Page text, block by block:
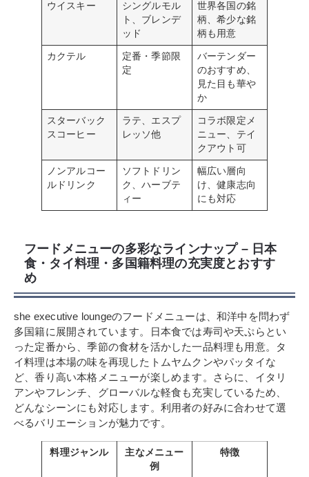
ウイスキー
シングルモル
ト、ブレンデ
ッド
世界各国の銘
柄、希少な銘
柄も用意
カクテル
定番・季節限
定
バーテンダー
のおすすめ、
見た目も華や
か
スターバック
スコーヒー
ラテ、エスプ
レッソ他
コラボ限定メ
ニュー、テイ
クアウト可
ノンアルコー
ルドリンク
ソフトドリン
ク、ハーブテ
ィー
幅広い層向
け、健康志向
にも対応
フードメニューの多彩なラインナップ – 日本
食・タイ料理・多国籍料理の充実度とおすす
め
she executive loungeのフードメニューは、和洋中を問わず
多国籍に展開されています。日本食では寿司や天ぷらとい
った定番から、季節の食材を活かした一品料理も用意。タ
イ料理は本場の味を再現したトムヤムクンやパッタイな
ど、香り高い本格メニューが楽しめます。さらに、イタリ
アンやフレンチ、グローバルな軽食も充実しているため、
どんなシーンにも対応します。利用者の好みに合わせて選
べるバリエーションが魅力です。
料理ジャンル
主なメニュー
例
特徴